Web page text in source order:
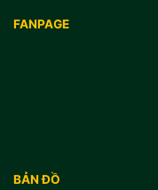
FANPAGE
BẢN ĐỒ